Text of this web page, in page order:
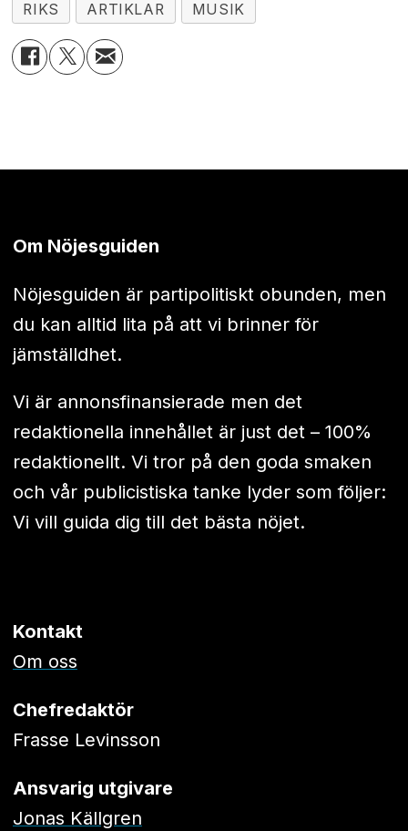
RIKS ARTIKLAR MUSIK
Om Nöjesguiden
Nöjesguiden är partipolitiskt obunden, men
du kan alltid lita på att vi brinner för
jämställdhet.
Vi är annonsfinansierade men det
redaktionella innehållet är just det – 100%
redaktionellt. Vi tror på den goda smaken
och vår publicistiska tanke lyder som följer:
Vi vill guida dig till det bästa nöjet.
Kontakt
Om oss
Chefredaktör
Frasse Levinsson
Ansvarig utgivare
Jonas Källgren